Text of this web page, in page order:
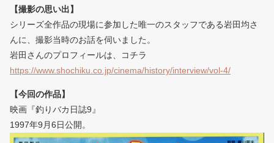
【撮影の思い出】
シリーズ全作品の現場に参加した唯一のスタッフである岩田均さ
んに、撮影当時のお話を伺いました。
岩田さんのプロフィールは、コチラ
https://www.shochiku.co.jp/cinema/history/interview/vol-4/
【今回の作品】
映画『釣りバカ日誌9』
1997年9月6日公開。